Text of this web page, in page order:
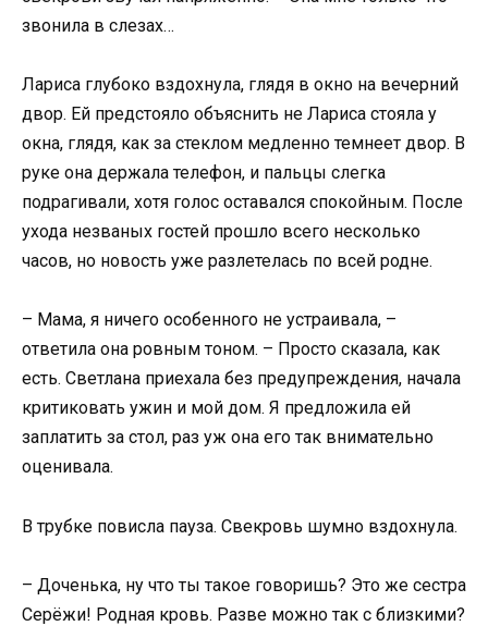
звонила в слезах…
Лариса глубоко вздохнула, глядя в окно на вечерний
двор. Ей предстояло объяснить не Лариса стояла у
окна, глядя, как за стеклом медленно темнеет двор. В
руке она держала телефон, и пальцы слегка
подрагивали, хотя голос оставался спокойным. После
ухода незваных гостей прошло всего несколько
часов, но новость уже разлетелась по всей родне.
– Мама, я ничего особенного не устраивала, –
ответила она ровным тоном. – Просто сказала, как
есть. Светлана приехала без предупреждения, начала
критиковать ужин и мой дом. Я предложила ей
заплатить за стол, раз уж она его так внимательно
оценивала.
В трубке повисла пауза. Свекровь шумно вздохнула.
– Доченька, ну что ты такое говоришь? Это же сестра
Серёжи! Родная кровь. Разве можно так с близкими?